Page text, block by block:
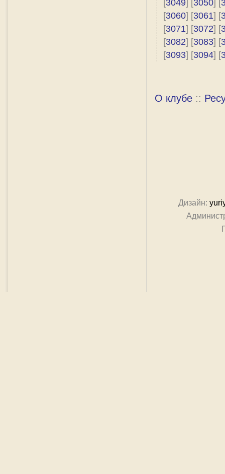
[3049] [3050] [
[3060] [3061] [
[3071] [3072] [
[3082] [3083] [
[3093] [3094] [
О клубе ::
Дизайн: